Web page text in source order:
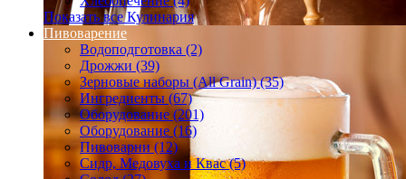
Показать все Кулинария
Пивоварение
Водоподготовка (2)
Дрожжи (39)
Зерновые наборы (All Grain) (35)
Ингредиенты (67)
Оборудование (201)
Оборудование (16)
Пивоварни (12)
Сидр, Медовуха и Квас (5)